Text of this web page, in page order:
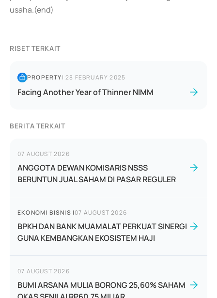
usaha.(end)
RISET TERKAIT
PROPERTY|28 FEBRUARY 2025
Facing Another Year of Thinner NIMM
BERITA TERKAIT
07 AUGUST 2026
ANGGOTA DEWAN KOMISARIS NSSS
BERUNTUN JUAL SAHAM DI PASAR REGULER
EKONOMI BISNIS |07 AUGUST 2026
BPKH DAN BANK MUAMALAT PERKUAT SINERGI
GUNA KEMBANGKAN EKOSISTEM HAJI
07 AUGUST 2026
BUMI ARSANA MULIA BORONG 25,60% SAHAM